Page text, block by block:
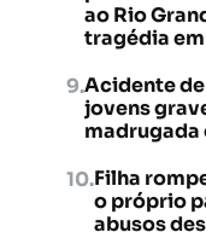
ao Rio
tragédia
Acidente
jovens
madrugada
Filha
o próprio
abusos